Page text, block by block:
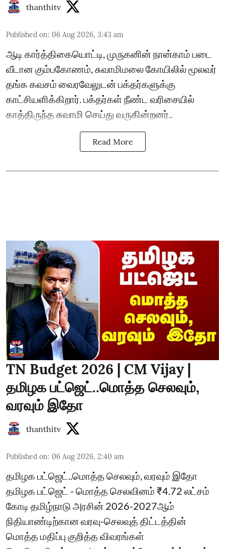
thanthitv
Published on: 06 Aug 2026, 3:43 am
ஆடி கார்த்திகையொட்டி, முருகனின் நான்காம் படை
வீடான கும்பகோணம், சுவாமிமலை கோயிலில் மூலவர்
தங்க கவசம் வைரவேலுடன் பக்தர்களுக்கு
காட்சியளிக்கிறார். பக்தர்கள் நீண்ட வரிசையில்
காத்திருந்த சுவாமி செய்து வருகின்றனர்..
Read More
TN Budget 2026 | CM Vijay |
தமிழக பட்ஜெட்..மொத்த செலவும்,
வரவும் இதோ
thanthitv
Published on: 06 Aug 2026, 2:40 am
தமிழக பட்ஜெட்..மொத்த செலவும், வரவும் இதோ
தமிழக பட்ஜெட் - மொத்த செலவினம் ₹4.72 லட்சம்
கோடி தமிழ்நாடு அரசின் 2026-2027ஆம்
நிதியாண்டிற்கான வரவு-செலவுத் திட்டத்தின்
மொத்த மதிப்பு குறித்த விவரங்கள்